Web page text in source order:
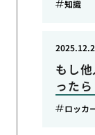
知識
もし
ったら
ロッカ